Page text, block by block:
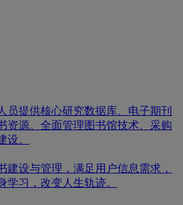
员提供核心研究数据库、电子期刊
资源。全面管理图书馆技术、采购
设。
建设与管理，满足用户信息需求，
学习，改变人生轨迹。